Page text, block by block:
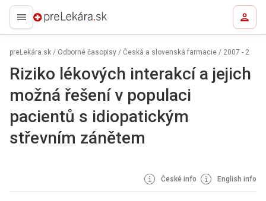
preLekára.sk
preLekára.sk / Odborné časopisy / Česká a slovenská farmacie / 2007 - 2
Riziko lékových interakcí a jejich
možná řešení v populaci
pacientů s idiopatickým
střevním zánětem
České info English info